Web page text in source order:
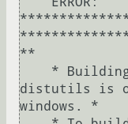
**
distutils is
windows. *